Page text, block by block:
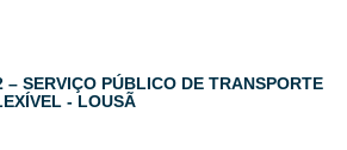
– SERVIÇO PÚBLICO DE TRANSPORTE
- LOUSÃ